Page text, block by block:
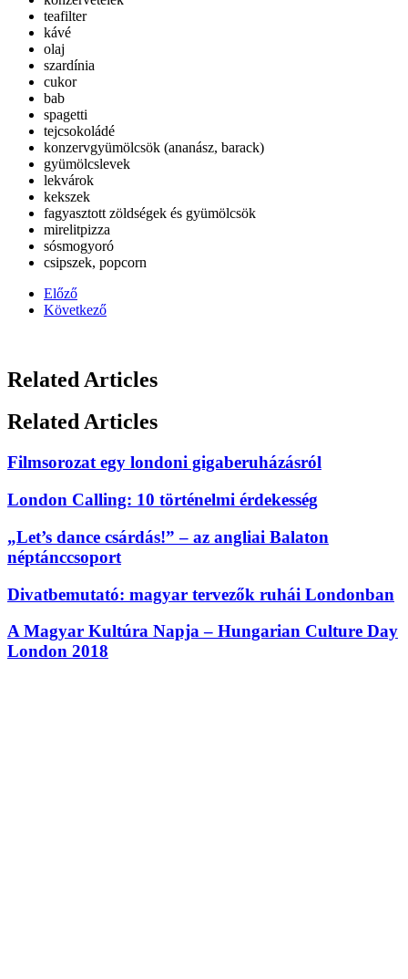
teafilter
kávé
olaj
szardínia
cukor
bab
spagetti
tejcsokoládé
konzervgyümölcsök (ananász, barack)
gyümölcslevek
lekvárok
kekszek
fagyasztott zöldségek és gyümölcsök
mirelitpizza
sósmogyoró
csipszek, popcorn
Előző
Következő
Related Articles
Related Articles
Filmsorozat egy londoni gigaberuházásról
London Calling: 10 történelmi érdekesség
„Let’s dance csárdás!” – az angliai Balaton
néptánccsoport
Divatbemutató: magyar tervezők ruhái Londonban
A Magyar Kultúra Napja – Hungarian Culture Day
London 2018